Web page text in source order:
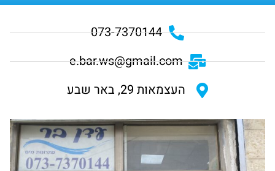
073-7370144
e.bar.ws@gmail.com
העצמאות 29, באר שבע